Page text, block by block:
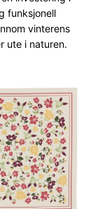
funksjonell
vinterens
ute i naturen.